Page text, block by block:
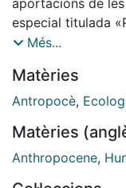
especial titulada
aproximacions
submergir-se des
en l’exploració i
amenaces
importància
Més...
Matèries
Antropocè,
Matèries
Anthropocene,